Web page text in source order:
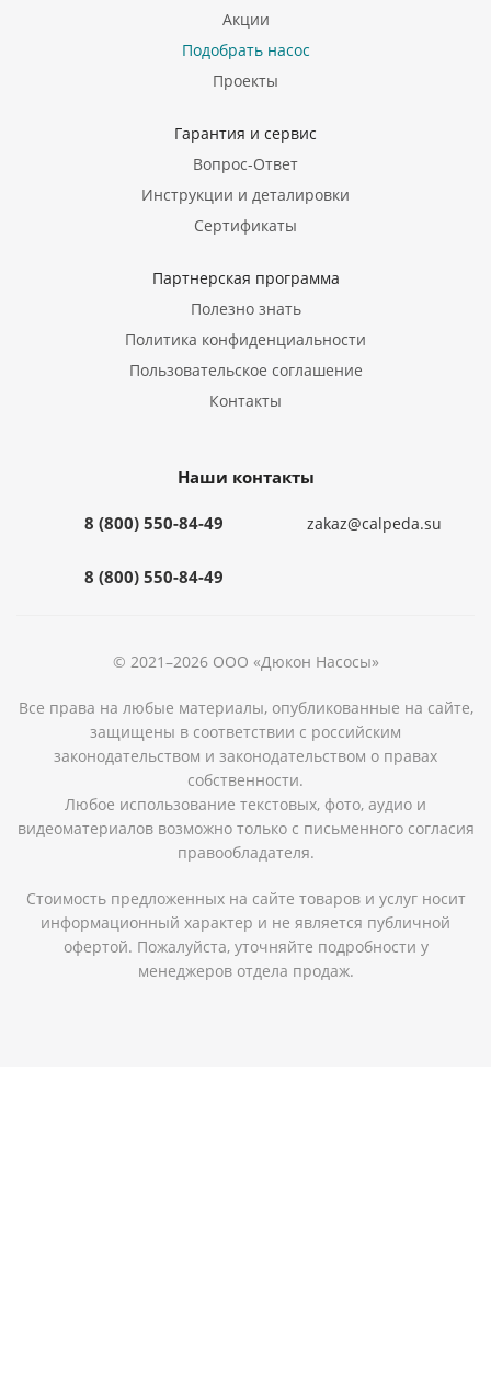
Акции
Подобрать насос
Проекты
Гарантия и сервис
Вопрос-Ответ
Инструкции и деталировки
Сертификаты
Партнерская программа
Полезно знать
Политика конфиденциальности
Пользовательское соглашение
Контакты
Наши контакты
8 (800) 550-84-49
8 (800) 550-84-49
zakaz@calpeda.su
© 2021–2026 ООО «Дюкон Насосы»
Все права на любые материалы, опубликованные на сайте,
защищены в соответствии с российским
законодательством и законодательством о правах
собственности.
Любое использование текстовых, фото, аудио и
видеоматериалов возможно только с письменного согласия
правообладателя.
Стоимость предложенных на сайте товаров и услуг носит
информационный характер и не является публичной
офертой. Пожалуйста, уточняйте подробности у
менеджеров отдела продаж.